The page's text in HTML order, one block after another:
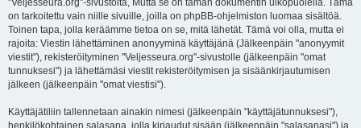
"Veljesseura.org"-sivustolta, Mutta se on tämän dokumentin ulkopuolella. Tämä
on tarkoitettu vain niille sivuille, joilla on phpBB-ohjelmiston luomaa sisältöä.
Toinen tapa, jolla keräämme tietoa on se, mitä lähetät. Tämä voi olla, mutta ei
rajoita: Viestin lähettäminen anonyyminä käyttäjänä (Jälkeenpäin "anonyymit
viestit"), rekisteröityminen "Veljesseura.org"-sivustolle (jälkeenpäin "omat
tunnuksesi") ja lähettämäsi viestit rekisteröitymisen ja sisäänkirjautumisen
jälkeen (jälkeenpäin "omat viestisi").
Käyttäjätiliin tallennetaan ainakin nimesi (jälkeenpäin "käyttäjätunnuksesi"),
henkilökohtainen salasana, jolla kirjaudut sisään (jälkeenpäin "salasanasi") ja